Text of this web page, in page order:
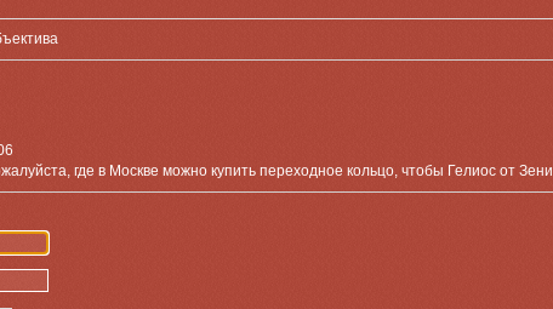
где в Москве можно купить переходное кольцо, чтобы Гелиос от